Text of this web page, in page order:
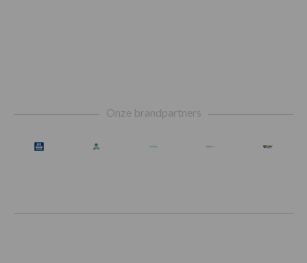
Onze brandpartners